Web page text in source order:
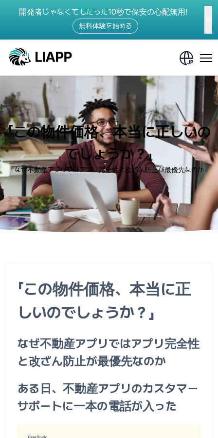
開発者じゃなくてもたった10秒で保安の心配無用!
無料体験を始める
「この物件価格、本当に正しいの
でしょうか？」
なぜ不動産アプリではアプリ完全性と改ざん防止が最優先なのか
「この物件価格、本当に正
しいのでしょうか？」
なぜ不動産アプリではアプリ完全性
と改ざん防止が最優先なのか
ある日、不動産アプリのカスタマー
サポートに一本の電話が入った